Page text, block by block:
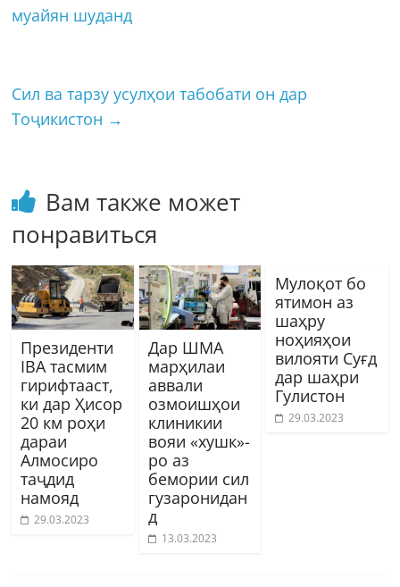
муайян шуданд
Сил ва тарзу усулҳои табобати он дар
Тоҷикистон →
Вам также может
понравиться
Президенти
IBA тасмим
гирифтааст,
ки дар Ҳисор
20 км роҳи
дараи
Алмосиро
таҷдид
намояд
29.03.2023
Дар ШМА
марҳилаи
аввали
озмоишҳои
клиникии
вояи «хушк»-
ро аз
бемории сил
гузаронидан
д
13.03.2023
Мулоқот бо
ятимон аз
шаҳру
ноҳияҳои
вилояти Суғд
дар шаҳри
Гулистон
29.03.2023